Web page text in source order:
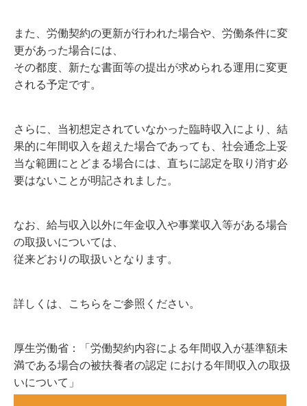
また、労働契約の更新が行われた場合や、労働条件に変
更があった場合には、
その都度、新たな書面等の提出が求められる運用に変更
される予定です。
さらに、当初想定されていなかった臨時収入により、結
果的に年間収入を超えた場合であっても、社会通念上妥
当な範囲にとどまる場合には、直ちに認定を取り消す必
要はないことが明記されました。
なお、給与収入以外に年金収入や事業収入等がある場合
の取扱いについては、
従来どおりの取扱いとなります。
詳しくは、こちらをご参照ください。
厚生労働省：「労働契約内容による年間収入が基準額未
満である場合の被扶養者の認定 における年間収入の取扱
いについて」